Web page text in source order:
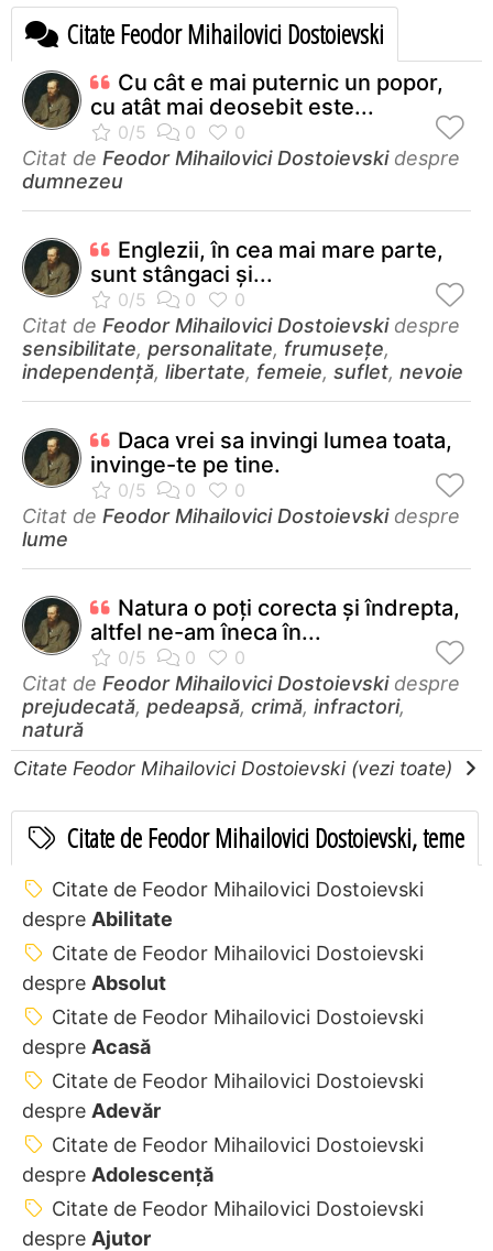
Citate Feodor Mihailovici Dostoievski
Cu cât e mai puternic un popor,
cu atât mai deosebit este...
Citat de Feodor Mihailovici Dostoievskidespre
dumnezeu
Englezii, în cea mai mare parte,
sunt stângaci şi...
Citat de Feodor Mihailovici Dostoievskidespre
sensibilitate, personalitate, frumusețe,
independenţă, libertate, femeie, suflet, nevoie
Daca vrei sa invingi lumea toata,
invinge-te pe tine.
Citat de Feodor Mihailovici Dostoievskidespre
lume
Natura o poţi corecta şi îndrepta,
altfel ne-am îneca în...
Citat de Feodor Mihailovici Dostoievskidespre
prejudecată, pedeapsă, crimă, infractori,
natură
Citate Feodor Mihailovici Dostoievski (vezi toate)
Citate de Feodor Mihailovici Dostoievski, teme
Citate de Feodor Mihailovici Dostoievski
despre Abilitate
Citate de Feodor Mihailovici Dostoievski
despre Absolut
Citate de Feodor Mihailovici Dostoievski
despre Acasă
Citate de Feodor Mihailovici Dostoievski
despre Adevăr
Citate de Feodor Mihailovici Dostoievski
despre Adolescență
Citate de Feodor Mihailovici Dostoievski
despre Ajutor